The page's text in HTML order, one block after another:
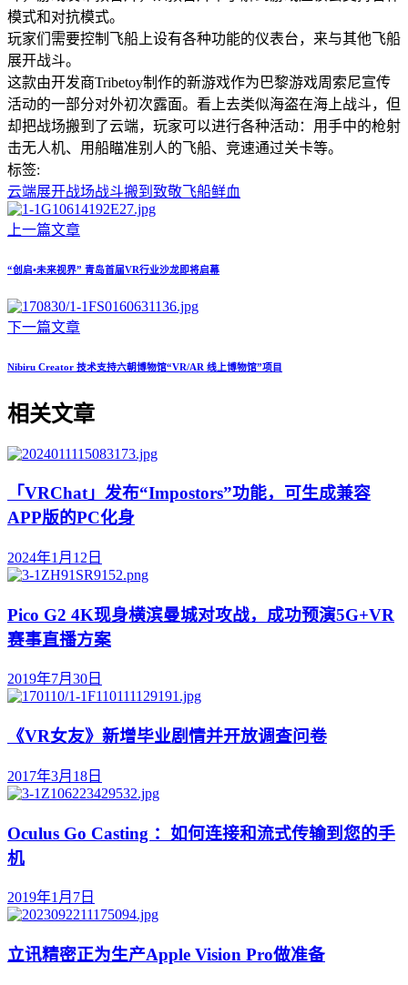
模式和对抗模式。
玩家们需要控制飞船上设有各种功能的仪表台，来与其他飞船
展开战斗。
这款由开发商Tribetoy制作的新游戏作为巴黎游戏周索尼宣传
活动的一部分对外初次露面。看上去类似海盗在海上战斗，但
却把战场搬到了云端，玩家可以进行各种活动：用手中的枪射
击无人机、用船瞄准别人的飞船、竞速通过关卡等。
标签:
云端展开战场战斗搬到 致敬飞船鲜血
上一篇文章
“创启•未来视界” 青岛首届VR行业沙龙即将启幕
下一篇文章
Nibiru Creator 技术支持六朝博物馆“VR/AR 线上博物馆”项目
相关文章
「VRChat」发布“Impostors”功能，可生成兼容
APP版的PC化身
2024年1月12日
Pico G2 4K现身横滨曼城对攻战，成功预演5G+VR
赛事直播方案
2019年7月30日
《VR女友》新增毕业剧情并开放调查问卷
2017年3月18日
Oculus Go Casting ：如何连接和流式传输到您的手
机
2019年1月7日
立讯精密正为生产Apple Vision Pro做准备